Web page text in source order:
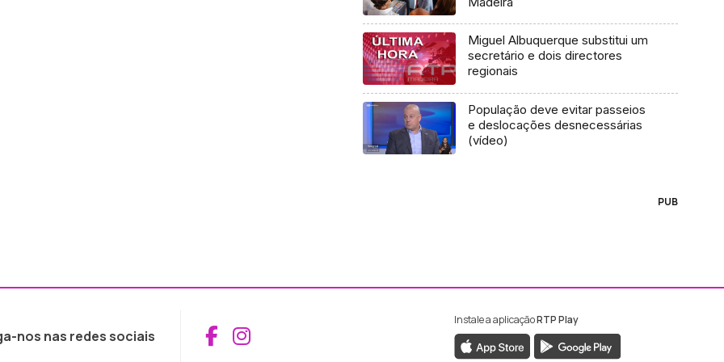
Miguel Albuquerque substitui um
secretário e dois directores
regionais
População deve evitar passeios
e deslocações desnecessárias
(vídeo)
PUB
nos nas redes sociais Aceder ao Facebook da RTP Madeira
Aceder ao Instagram da RTP Madeira
Instale a aplicaçãoRTP Play